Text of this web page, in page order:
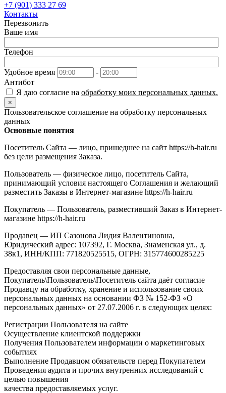
+7 (901) 333 27 69
Контакты
Перезвонить
Ваше имя
Телефон
Удобное время
-
Антибот
Я даю согласие на обработку моих персональных данных.
×
Пользовательское соглашение на обработку персональных
данных
Основные понятия
Посетитель Сайта — лицо, пришедшее на сайт https://h-hair.ru
без цели размещения Заказа.
Пользователь — физическое лицо, посетитель Сайта,
принимающий условия настоящего Соглашения и желающий
разместить Заказы в Интернет-магазине https://h-hair.ru
Покупатель — Пользователь, разместивший Заказ в Интернет-
магазине https://h-hair.ru
Продавец — ИП Сазонова Лидия Валентиновна,
Юридический адрес: 107392, Г. Москва, Знаменская ул., д.
38к1, ИНН/КПП: 771820525515, ОГРН: 315774600285225
Предоставляя свои персональные данные,
Покупатель\Пользователь\Посетитель сайта даёт согласие
Продавцу на обработку, хранение и использование своих
персональных данных на основании ФЗ № 152-ФЗ «О
персональных данных» от 27.07.2006 г. в следующих целях:
Регистрации Пользователя на сайте
Осуществление клиентской поддержки
Получения Пользователем информации о маркетинговых
событиях
Выполнение Продавцом обязательств перед Покупателем
Проведения аудита и прочих внутренних исследований с
целью повышения
качества предоставляемых услуг.